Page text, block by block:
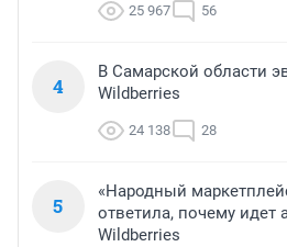
25 967 56
4
В Самарской области
Wildberries
24 138 28
5
«Народный
ответила, почему идет
Wildberries